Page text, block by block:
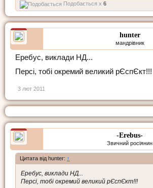
Подобається x 6
hunter
мандрівник
Еребус, виклади НД...
Персі, тобі окремий великий рЄспЄкт!!!
3 лют 2011
-Erebus-
Звичний росіянин
Цитата від hunter: ↑
Еребус, виклади НД...
Персі, тобі окремий великий рЄспЄкт!!!